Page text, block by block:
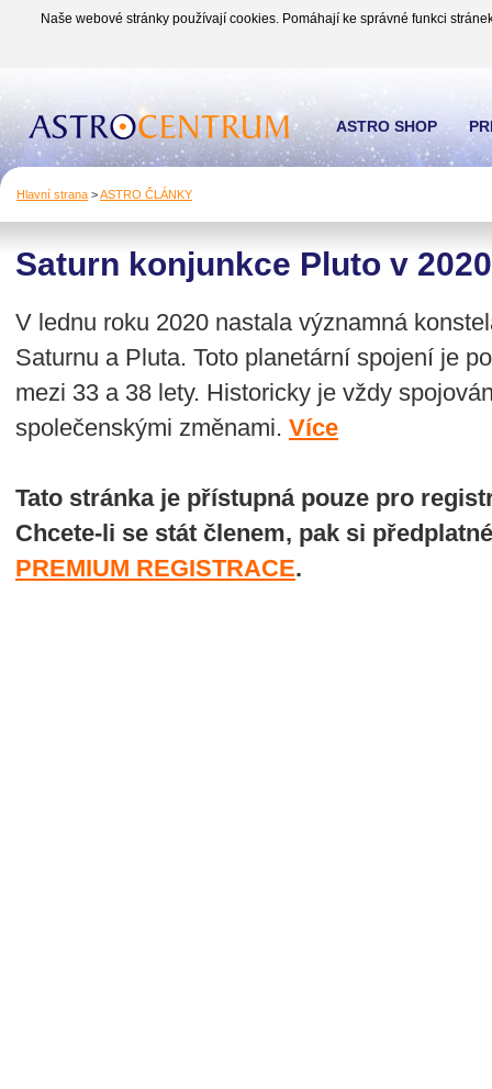
Naše webové stránky používají cookies. Pomáhají ke správné funkci
Hlavní strana >ASTRO ČLÁNKY
Saturn konjunkce Pluto v 2020
V lednu roku 2020 nastala významná
Saturnu a Pluta. Toto planetární spojení je
mezi 33 a 38 lety. Historicky je vždy
společenskými změnami. Více
Tato stránka je přístupná pouze pro
Chcete-li se stát členem, pak si
PREMIUM REGISTRACE.
ASTRO SHOP